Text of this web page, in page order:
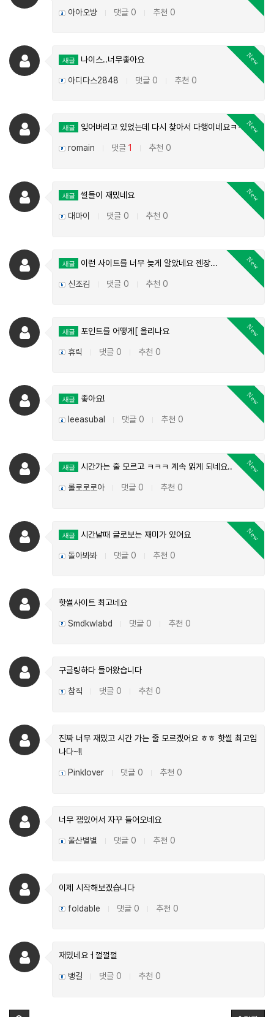
아아오뱡 댓글 0 추천 0
New
새글 나이스..너무좋아요
아디다스2848 댓글 0 추천 0
New
새글 잊어버리고 있었는데 다시 찾아서 다행이네요ㅋㅋ
romain 댓글1 추천 0
New
새글 썰들이 재밌네요
대마이 댓글 0 추천 0
New
새글 이런 사이트를 너무 늦게 알았네요 젠장...
신조김 댓글 0 추천 0
New
새글 포인트를 어떻게[ 올리나요
휴릭 댓글 0 추천 0
New
새글 좋아요!
leeasubal 댓글 0 추천 0
New
새글 시간가는 줄 모르고 ㅋㅋㅋ 계속 읽게 되네요..
롤로로로아 댓글 0 추천 0
New
새글 시간날때 글로보는 재미가 있어요
돌아봐봐 댓글 0 추천 0
핫썰사이트 최고네요
Smdkwlabd 댓글 0 추천 0
구글링하다 들어왔습니다
참직 댓글 0 추천 0
진짜 너무 재밌고 시간 가는 줄 모르겠어요 ㅎㅎ 핫썰 최고입
나다~!!
Pinklover 댓글 0 추천 0
너무 잼있어서 자꾸 들어오네요
울산별별 댓글 0 추천 0
이제 시작해보겠습니다
foldable 댓글 0 추천 0
재밌네요ㅓ껄껄껄
뱅길 댓글 0 추천 0